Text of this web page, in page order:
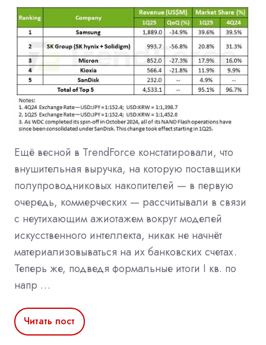
Ещё весной в TrendForce констатировали, что
внушительная выручка, на которую поставщики
полупроводниковых накопителей — в первую
очередь, коммерческих — рассчитывали в связи
с неутихающим ажиотажем вокруг моделей
искусственного интеллекта, никак не начнёт
материализовываться на их банковских счетах.
Теперь же, подведя формальные итоги I кв. по
напр …
Читать пост